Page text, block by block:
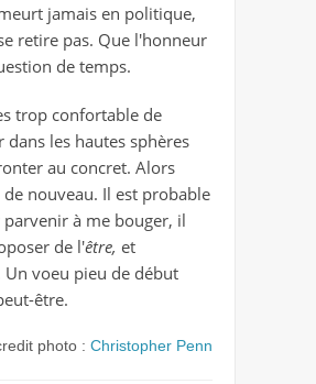
jamais en politique,
retire pas. Que l'honneur
de temps.
trop confortable de
dans les hautes sphères
au concret. Alors
de nouveau. Il est probable
à me bouger, il
de l'être, et
Un voeu pieu de début
être.
photo : Christopher Penn